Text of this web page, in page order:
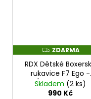
Z
D
A
R
M
A
ZDARMA
RDX Dětské
rukavice F7 Ego -
bílo/zlaté - BGR-
Skladem (2 ks)
990 Kč